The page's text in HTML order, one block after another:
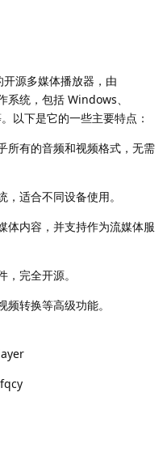
源多媒体播放器，由
系统，包括 Windows、
以下是它的一些主要特点：
所有的音频和视频格式，无需
，适合不同设备使用。
体内容，并支持作为流媒体服
，完全开源。
转换等高级功能。